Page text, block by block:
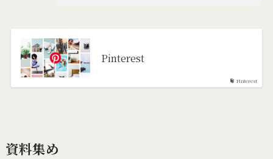
Pinterest
Pinterest
資料集め